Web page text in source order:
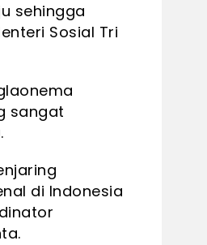
sehingga
Sosial Tri
sangat
di Indonesia